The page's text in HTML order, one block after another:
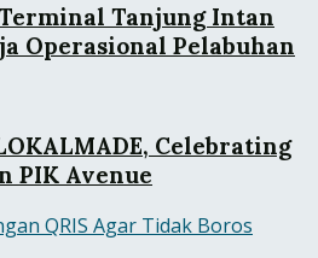
Tanjung Intan
Operasional Pelabuhan
Celebrating
PIK Avenue